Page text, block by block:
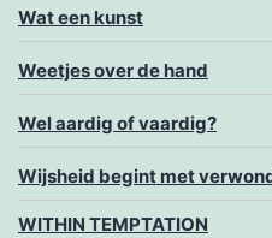
Wat een kunst
Weetjes over de hand
Wel aardig of vaardig?
Wijsheid begint met
WITHIN TEMPTATION